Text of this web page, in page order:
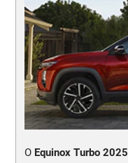
O Equinox Turbo 2025